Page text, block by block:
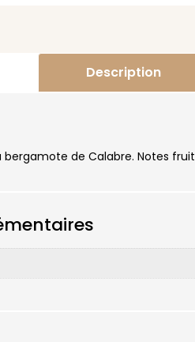
Description
de Calabre. Notes